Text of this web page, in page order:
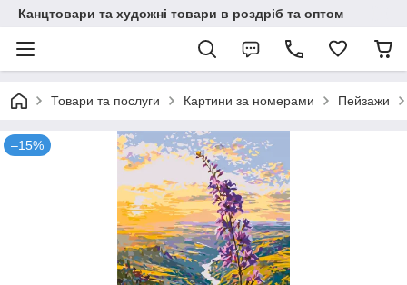
Канцтовари та художні товари в роздріб та оптом
Товари та послуги Картини за номерами Пейзажи
–15%